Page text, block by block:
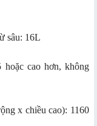
sâu: 16L
cao hơn, không
x chiều cao): 1160